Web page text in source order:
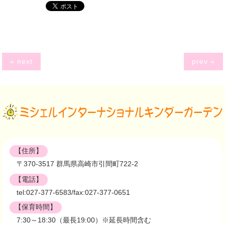
« next prev »
【住所】
〒370-3517 群馬県高崎市引間町722-2
【電話】
tel:027-377-6583/fax:027-377-0651
【保育時間】
7:30～18:30（最長19:00）※延長時間含む